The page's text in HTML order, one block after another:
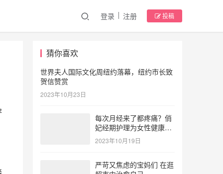
登录 注册 投稿
猜你喜欢
世界夫人国际文化周纽约落幕，纽约市长致
贺信赞赏
2023年10月23日
每次月经来了都疼痛？俏
妃经期护理为女性健康护
航
2023年10月19日
严苛又焦虑的宝妈们 在逛